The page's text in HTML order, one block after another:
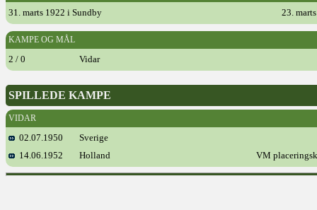
31. marts 1922 i Sundby 23.
KAMPE OG MÅL
2 / 0 Vidar
SPILLEDE KAMPE
VIDAR
02.07.1950
Sverige
14.06.1952
Holland VM